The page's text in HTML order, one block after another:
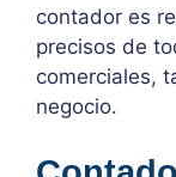
contador es
precisos de
comerciales,
negocio.